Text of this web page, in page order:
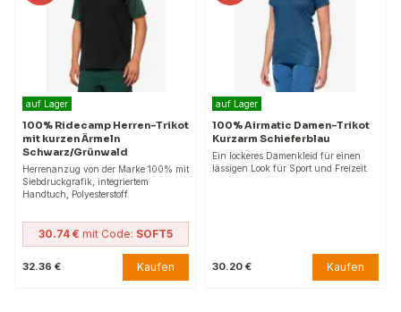
auf Lager
100% Ridecamp Herren-Trikot
mit kurzen Ärmeln
Schwarz/Grünwald
Herrenanzug von der Marke 100% mit
Siebdruckgrafik, integriertem
Handtuch, Polyesterstoff.
30.74 € mit Code: SOFT5
32.36 € Kaufen
auf Lager
100% Airmatic Damen-Trikot
Kurzarm Schieferblau
Ein lockeres Damenkleid für einen
lässigen Look für Sport und Freizeit.
30.20 € Kaufen